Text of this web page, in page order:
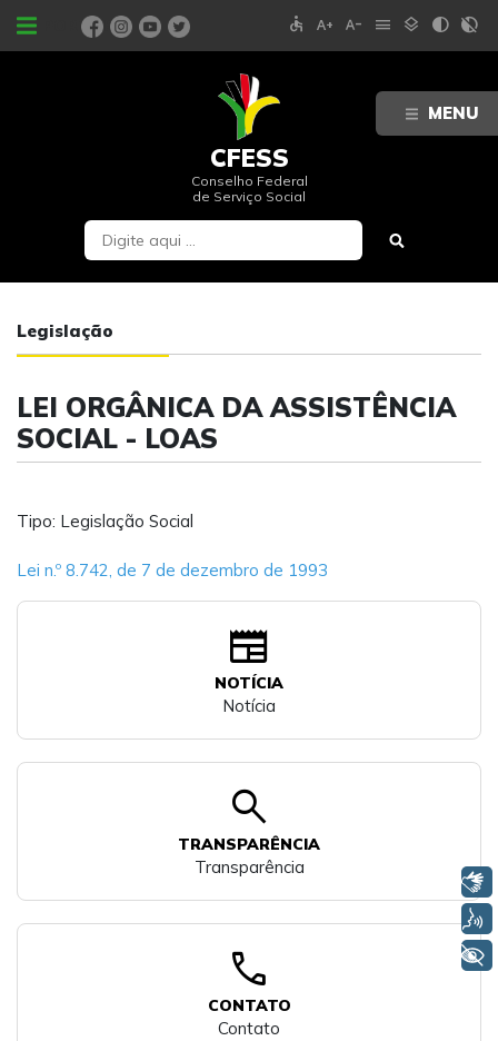
MENU
PORTAIS accessible text_increase text_decrease menu layers contrast contrast_rtl_off
CFESS
Conselho Federal
de Serviço Social
Legislação
LEI ORGÂNICA DA ASSISTÊNCIA
SOCIAL - LOAS
Tipo: Legislação Social
Lei n.º 8.742, de 7 de dezembro de 1993
newspaper
NOTÍCIA
Notícia
search
TRANSPARÊNCIA
Transparência
call
CONTATO
Contato
Voz